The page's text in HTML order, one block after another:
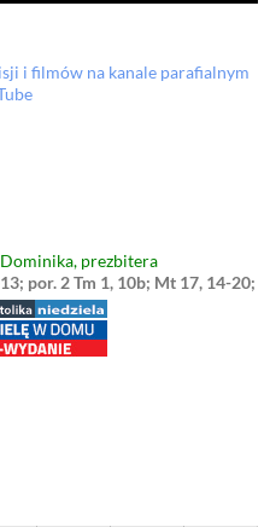
i filmów na kanale parafialnym
prezbitera
por. 2 Tm 1, 10b; Mt 17, 14-20;